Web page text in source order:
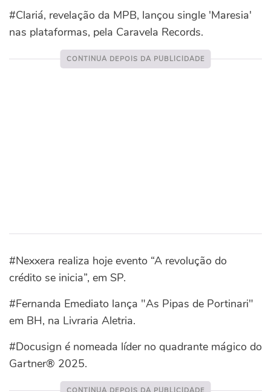
#Clariá, revelação da MPB, lançou single 'Maresia'
nas plataformas, pela Caravela Records.
#Nexxera realiza hoje evento “A revolução do
crédito se inicia”, em SP.
#Fernanda Emediato lança "As Pipas de Portinari"
em BH, na Livraria Aletria.
#Docusign é nomeada líder no quadrante mágico do
Gartner® 2025.